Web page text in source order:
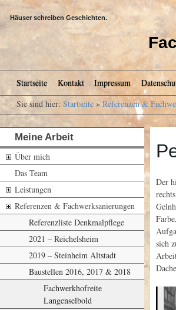
Häuser schreiben Geschichten.
Kopfmenü
Startseite Kontakt Impressum
Sie sind hier: Startseite »Referenzen &
Meine Arbeit
Über mich
Das Team
Leistungen
Referenzen & Fachwerksanierungen
Referenzliste Denkmalpflege
2021 – Reichelsheim
2019 – Steinheim Altstadt
Baustellen 2016, 2017 & 2018
Fachwerkhofreite
Langenselbold
Der
sich